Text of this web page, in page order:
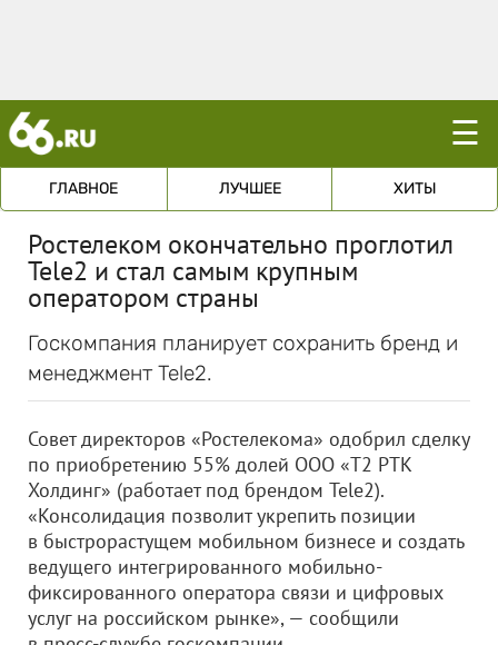
☰
ГЛАВНОЕ ЛУЧШЕЕ ХИТЫ
Ростелеком окончательно проглотил
Tele2 и стал самым крупным
оператором страны
Госкомпания планирует сохранить бренд и
менеджмент Tele2.
Совет директоров «Ростелекома» одобрил сделку
по приобретению 55% долей ООО «Т2 РТК
Холдинг» (работает под брендом Tele2).
«Консолидация позволит укрепить позиции
в быстрорастущем мобильном бизнесе и создать
ведущего интегрированного мобильно-
фиксированного оператора связи и цифровых
услуг на российском рынке», — сообщили